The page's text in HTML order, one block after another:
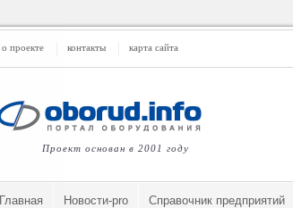
о проекте контакты карта сайта
Проект основан в 2001 году
Главная Новости-pro Cправочник предприятий